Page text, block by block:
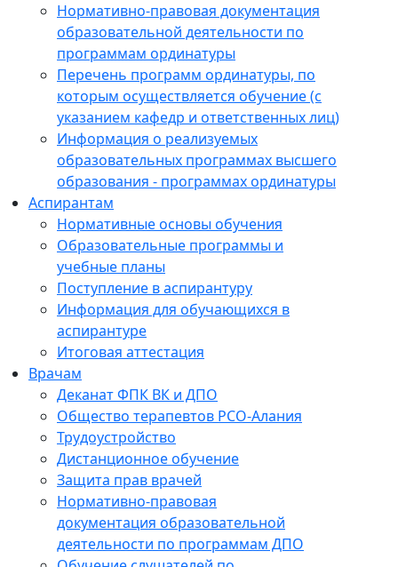
Нормативно-правовая документация
образовательной деятельности по
программам ординатуры
Перечень программ ординатуры, по
которым осуществляется обучение (с
указанием кафедр и ответственных лиц)
Информация о реализуемых
образовательных программах высшего
образования - программах ординатуры
Аспирантам
Нормативные основы обучения
Образовательные программы и
учебные планы
Поступление в аспирантуру
Информация для обучающихся в
аспирантуре
Итоговая аттестация
Врачам
Деканат ФПК ВК и ДПО
Общество терапевтов РСО-Алания
Трудоустройство
Дистанционное обучение
Защита прав врачей
Нормативно-правовая
документация образовательной
деятельности по программам ДПО